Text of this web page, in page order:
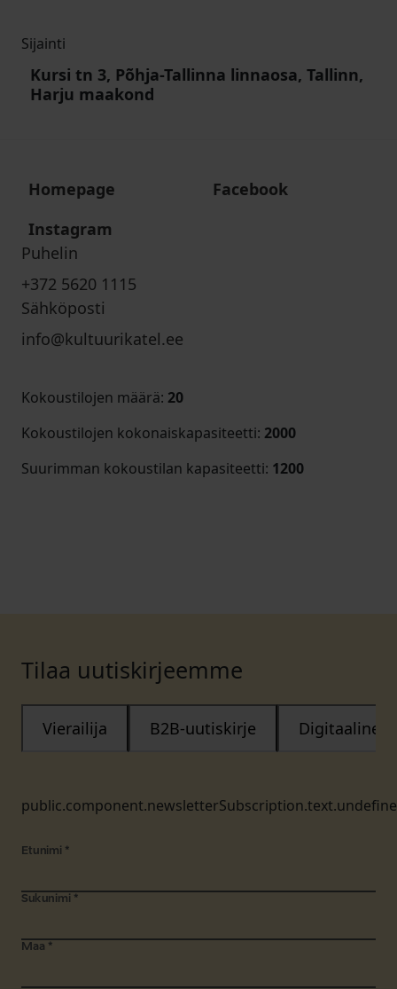
Sijainti
Kursi tn 3, Põhja-Tallinna linnaosa, Tallinn,
Harju maakond
Homepage
Facebook
Instagram
Puhelin
+372 5620 1115
Sähköposti
info@kultuurikatel.ee
Kokoustilojen määrä: 20
Kokoustilojen kokonaiskapasiteetti: 2000
Suurimman kokoustilan kapasiteetti: 1200
Tilaa uutiskirjeemme
Vierailija B2B-uutiskirje Digitaalinen
Etunimi *
Sukunimi *
Maa *